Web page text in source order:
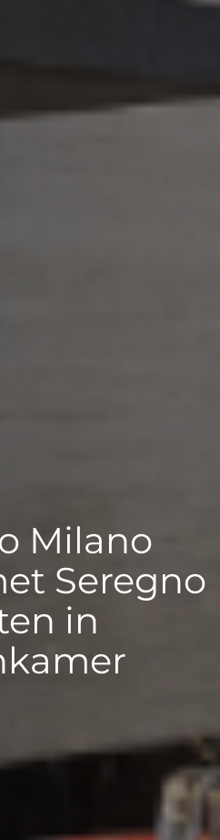
Milano
Seregno
in